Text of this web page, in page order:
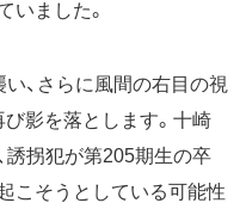
いました。
、さらに風間の右目の視
影を落とします。十崎
誘拐犯が第205期生の卒
こそうとしている可能性